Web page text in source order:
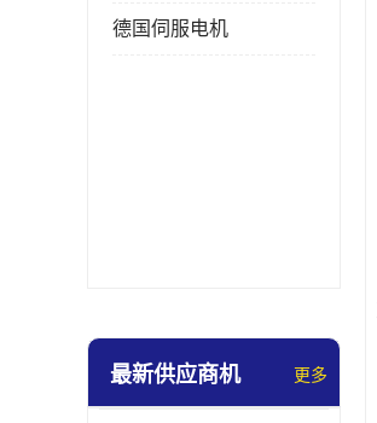
德国伺服电机
最新供应商机 更多